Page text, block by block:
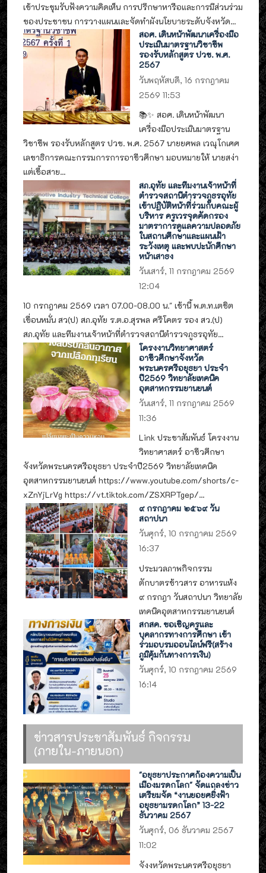
เข้าประชุมรับฟังความคิดเห็น การปรึกษาหารือและการมีส่วนร่วม
ของประชาชน การวางแผนและจัดทำผังนโยบายระดับจังหวัด...
สอศ. เดินหน้าพัฒนาเครื่องมือ
ประเมินมาตรฐานวิชาชีพ
รองรับหลักสูตร ปวช. พ.ศ.
2567
วันพฤหัสบดี, 16 กรกฎาคม
2569 11:53
📚✨ สอศ. เดินหน้าพัฒนา
เครื่องมือประเมินมาตรฐาน
วิชาชีพ รองรับหลักสูตร ปวช. พ.ศ. 2567 นายยศพล เวณุโกเศศ
เลขาธิการคณะกรรมการการอาชีวศึกษา มอบหมายให้ นายสง่า
แต่เชื้อสาย...
สภ.อุทัย และทีมงานเจ้าหน้าที่
ตำรวจสถานีตำรวจภูธรอุทัย
เข้าปฏิบัติหน้าที่ร่วมกับคณะผู้
บริหาร ครูเวรจุดคัดกรอง
มาตราการดูแลความปลอดภัย
ในสถานศึกษาและแผนเฝ้า
ระวังเหตุ และพบปะนักศึกษา
หน้าเสาธง
วันเสาร์, 11 กรกฎาคม 2569
12:04
10 กรกฎาคม 2569 เวลา 07.00-08.00 น." เช้านี้ พ.ต.ท.เตชิต
เขื่อนหมั่น สว(ป) สภ.อุทัย ร.ต.อ.สุรพล ศรีโคตร รอง สว.(ป)
สภ.อุทัย และทีมงานเจ้าหน้าที่ตำรวจสถานีตำรวจภูธรอุทัย...
โครงงานวิทยาศาสตร์
อาชีวศึกษาจังหวัด
พระนครศรีอยุธยา ประจำ
ปี2569 วิทยาลัยเทคนิค
อุตสาหกรรมยานยนต์
วันเสาร์, 11 กรกฎาคม 2569
11:36
Link ประชาสัมพันธ์ โครงงาน
วิทยาศาสตร์ อาชีวศึกษา
จังหวัดพระนครศรีอยุธยา ประจำปี2569 วิทยาลัยเทคนิค
อุตสาหกรรมยานยนต์ https://www.youtube.com/shorts/c-
xZnYjLrVg https://vt.tiktok.com/ZSXRPTgep/...
๙ กรกฎาคม ๒๕๖๙ วัน
สถาปนา
วันศุกร์, 10 กรกฎาคม 2569
16:37
ประมวลภาพกิจกรรม
ตักบาตรข้าวสาร อาหารแห้ง
๙ กรกฎา วันสถาปนา วิทยาลัย
เทคนิคอุตสาหกรรมยานยนต์
สกสค. ขอเชิญครูและ
บุคลากรทางการศึกษา เข้า
ร่วมอบรมออนไลน์ฟรี(สร้าง
ภูมิคุ้มกันทางการเงิน)
วันศุกร์, 10 กรกฎาคม 2569
16:14
ข่าวสารประชาสัมพันธ์ กิจกรรม
(ภายใน-ภายนอก)
"อยุธยาประกาศก้องความเป็น
เมืองมรดกโลก" จัดแถลงข่าว
เตรียมจัด “งานยอยศยิ่งฟ้า
อยุธยามรดกโลก” 13-22
ธันวาคม 2567
วันศุกร์, 06 ธันวาคม 2567
11:02
จังงหวัดพระนครศรีอยุธยา